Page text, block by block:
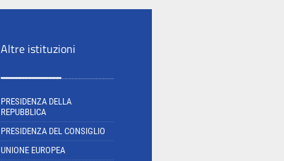
Altre istituzioni
PRESIDENZA DELLA
REPUBBLICA
PRESIDENZA DEL CONSIGLIO
UNIONE EUROPEA